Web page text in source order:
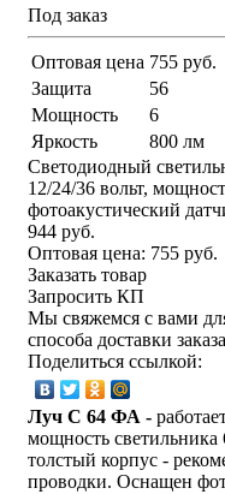
Под заказ
Оптовая цена 755 руб.
Защита
56
Мощность
6
Яркость
800 лм
Светодиодный
12/24/36 вольт,
фотоакустический
944 руб.
Оптовая цена: 755 руб.
Заказать товар
Запросить КП
Мы свяжемся с вами
способа доставки заказа
Поделиться ссылкой:
Луч С 64 ФА -
мощность
толстый корпус -
проводки. Оснащен